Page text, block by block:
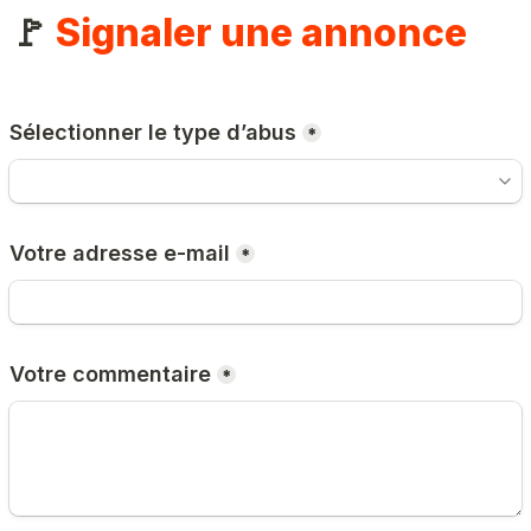
🚩 Signaler une annonce
Sélectionner le type d’abus *
Votre adresse e-mail *
Votre commentaire *